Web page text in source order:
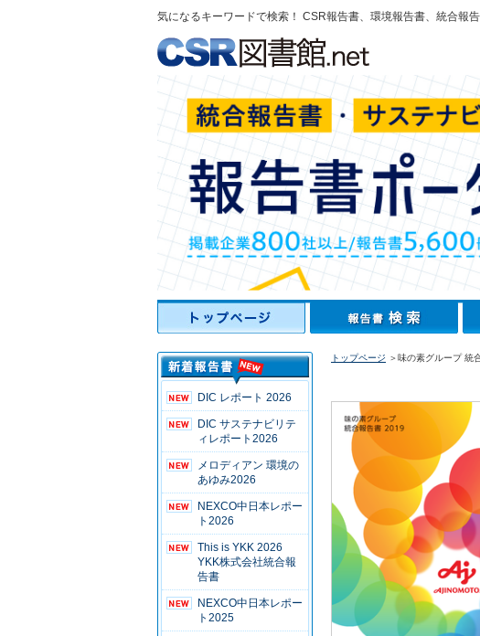
気になるキーワードで検索！ CSR報告書、環境報告書、統合報
DIC レポート 2026
DIC サステナビリテ
ィレポート2026
メロディアン 環境の
あゆみ2026
NEXCO中日本レポー
ト2026
This is YKK 2026
YKK株式会社統合報
告書
NEXCO中日本レポー
ト2025
トップページ ＞味の素グループ 統